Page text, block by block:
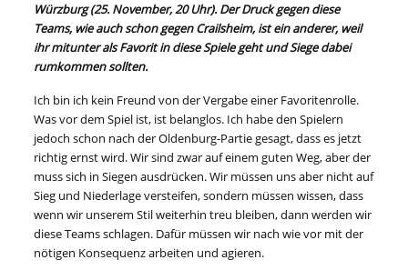
Würzburg (25. November, 20 Uhr). Der Druck gegen diese
Teams, wie auch schon gegen Crailsheim, ist ein anderer, weil
ihr mitunter als Favorit in diese Spiele geht und Siege dabei
rumkommen sollten.
Ich bin ich kein Freund von der Vergabe einer Favoritenrolle.
Was vor dem Spiel ist, ist belanglos. Ich habe den Spielern
jedoch schon nach der Oldenburg-Partie gesagt, dass es jetzt
richtig ernst wird. Wir sind zwar auf einem guten Weg, aber der
muss sich in Siegen ausdrücken. Wir müssen uns aber nicht auf
Sieg und Niederlage versteifen, sondern müssen wissen, dass
wenn wir unserem Stil weiterhin treu bleiben, dann werden wir
diese Teams schlagen. Dafür müssen wir nach wie vor mit der
nötigen Konsequenz arbeiten und agieren.